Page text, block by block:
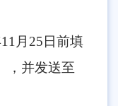
月25日前填
，并发送至